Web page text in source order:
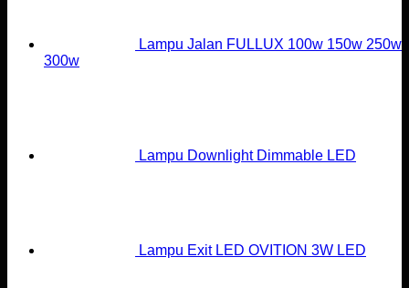
Lampu Jalan FULLUX 100w 150w 250w
300w
Lampu Downlight Dimmable LED
Lampu Exit LED OVITION 3W LED